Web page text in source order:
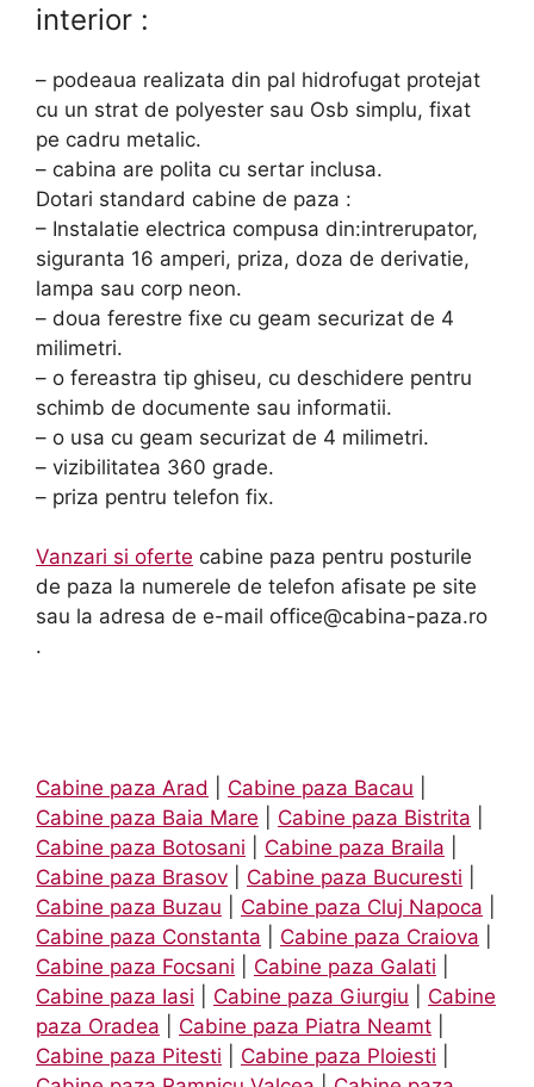
interior :
– podeaua realizata din pal hidrofugat protejat
cu un strat de polyester sau Osb simplu, fixat
pe cadru metalic.
– cabina are polita cu sertar inclusa.
Dotari standard cabine de paza :
– Instalatie electrica compusa din:intrerupator,
siguranta 16 amperi, priza, doza de derivatie,
lampa sau corp neon.
– doua ferestre fixe cu geam securizat de 4
milimetri.
– o fereastra tip ghiseu, cu deschidere pentru
schimb de documente sau informatii.
– o usa cu geam securizat de 4 milimetri.
– vizibilitatea 360 grade.
– priza pentru telefon fix.
Vanzari si oferte cabine paza pentru posturile
de paza la numerele de telefon afisate pe site
sau la adresa de e-mail office@cabina-paza.ro
.
Cabine paza Arad Cabine paza Bacau
Cabine paza Baia Mare
Cabine paza Bistrita
Cabine paza Botosani
Cabine paza Braila
Cabine paza Brasov
Cabine paza Bucuresti
Cabine paza Buzau
Cabine paza Cluj Napoca
Cabine paza Constanta
Cabine paza Craiova
Cabine paza Focsani
Cabine paza Galati
Cabine paza Iasi
Cabine paza Giurgiu
Cabine
paza Oradea
Cabine paza Piatra Neamt
Cabine paza Pitesti
Cabine paza Ploiesti